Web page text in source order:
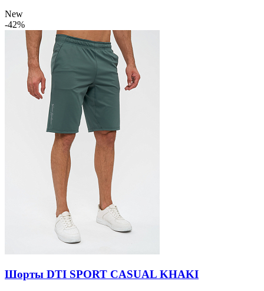
New
-42%
Шорты DTI SPORT CASUAL KHAKI